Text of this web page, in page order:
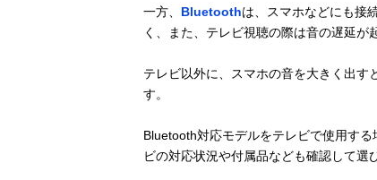
一方、 Bluetoothは、スマホなどにも接
く、また、テレビ視聴の際は音の遅延が
テレビ以外に、スマホの音を大きく出す
す。
Bluetooth対応モデルをテレビで使用す
ビの対応状況や付属品なども確認して選